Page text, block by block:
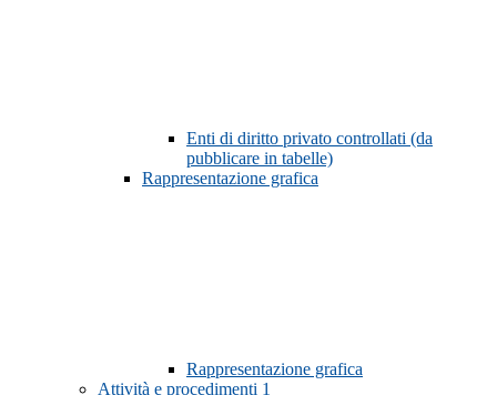
Enti di diritto privato controllati (da
pubblicare in tabelle)
Rappresentazione grafica
Rappresentazione grafica
Attività e procedimenti 1